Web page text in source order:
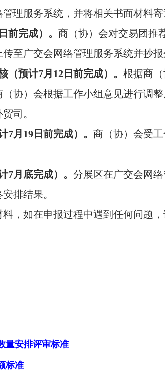
理服务系统，并将相关书面材料寄
日前完成）。商（协）会对交易团推
至广交会网络管理服务系统并抄报
（预计7月 12 日前完成）。根据商
协）会根据工作小组意见进行调
司。
7月 19 日前完成）。商（协）会受
7月底完成）。分展区在广交会网
排结果。
，如在申报过程中遇到任何问题，
量安排评审标准
标准